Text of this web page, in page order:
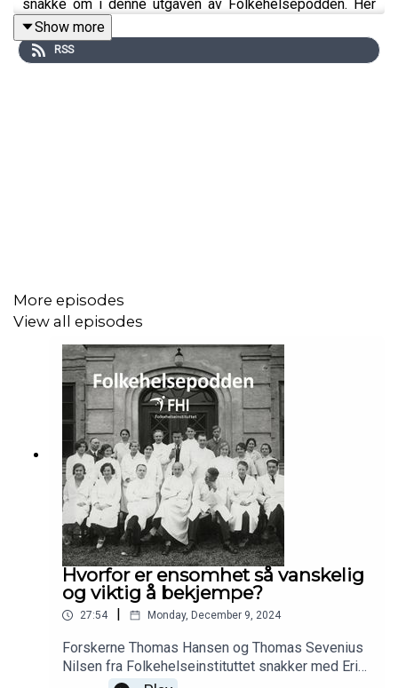
snakke om i denne utgaven av Folkehelsepodden. Her
møter du vaksineekspertene Sara Viksmoen Watle og
Are Stuwitz Berg i samtale med programleder Torunn
Gjerustad.
Show more
RSS
More episodes
View all episodes
Hvorfor er ensomhet så vanskelig
og viktig å bekjempe?
27:54 Monday, December 9, 2024
Forskerne Thomas Hansen og Thomas Sevenius
Nilsen fra Folkehelseinstituttet snakker med Erik